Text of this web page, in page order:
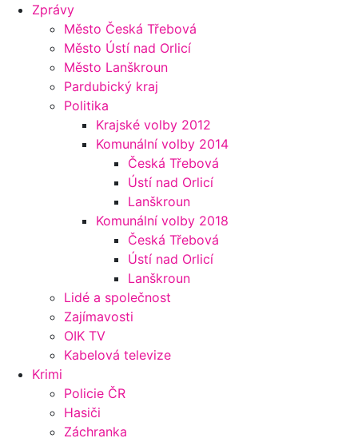
Zprávy
Město Česká Třebová
Město Ústí nad Orlicí
Město Lanškroun
Pardubický kraj
Politika
Krajské volby 2012
Komunální volby 2014
Česká Třebová
Ústí nad Orlicí
Lanškroun
Komunální volby 2018
Česká Třebová
Ústí nad Orlicí
Lanškroun
Lidé a společnost
Zajímavosti
OIK TV
Kabelová televize
Krimi
Policie ČR
Hasiči
Záchranka